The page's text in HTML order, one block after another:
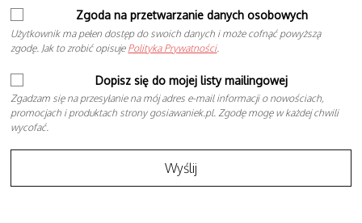
Zgoda na przetwarzanie danych osobowych
Użytkownik ma pełen dostęp do swoich danych i może cofnąć powyższą
zgodę. Jak to zrobić opisuje Polityka Prywatności.
Dopisz się do mojej listy mailingowej
Zgadzam się na przesyłanie na mój adres e-mail informacji o nowościach,
promocjach i produktach strony gosiawaniek.pl. Zgodę mogę w każdej chwili
wycofać.